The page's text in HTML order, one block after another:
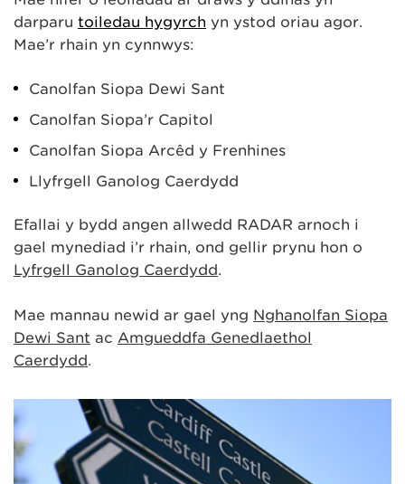
darparu toiledau hygyrch yn ystod oriau agor.
Mae’r rhain yn cynnwys:
Canolfan Siopa Dewi Sant
Canolfan Siopa’r Capitol
Canolfan Siopa Arcêd y Frenhines
Llyfrgell Ganolog Caerdydd
Efallai y bydd angen allwedd RADAR arnoch i
gael mynediad i’r rhain, ond gellir prynu hon o
Lyfrgell Ganolog Caerdydd.
Mae mannau newid ar gael yng Nghanolfan Siopa
Dewi Sant ac Amgueddfa Genedlaethol
Caerdydd.